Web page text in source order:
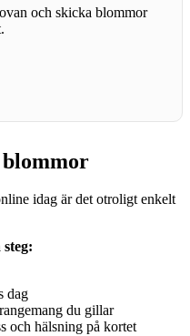
och skicka blommor
blommor
idag är det otroligt enkelt
dag
du gillar
och hälsning på kortet